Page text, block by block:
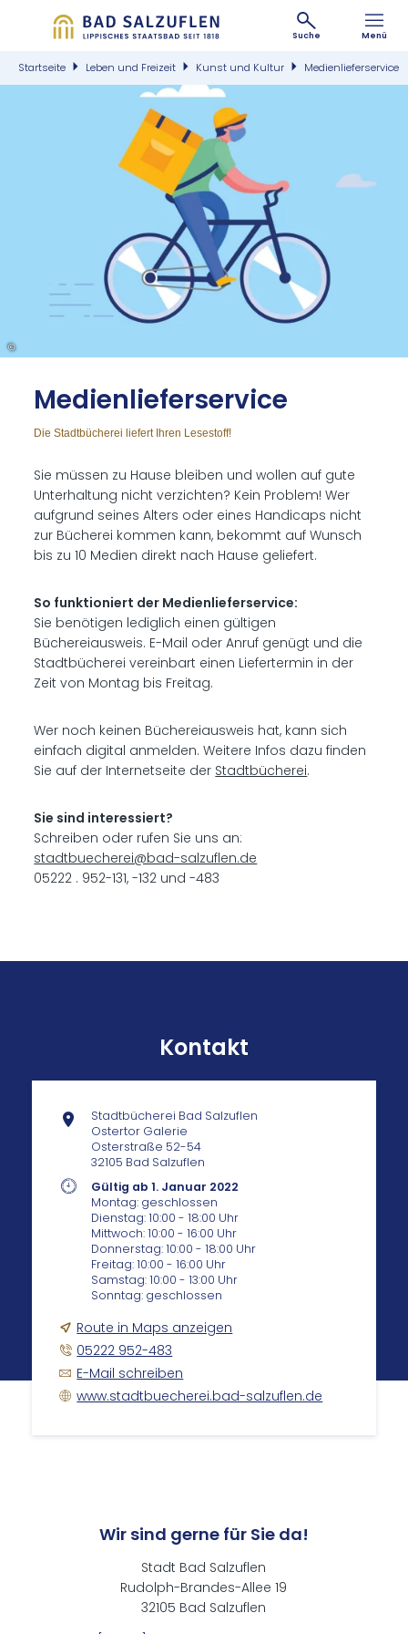
Suche Menü
Startseite Leben und Freizeit Kunst und Kultur Medienlieferservice
©
Me­di­en­lie­fer­ser­vice
Die Stadtbücherei liefert Ihren Lesestoff!
Sie müssen zu Hause bleiben und wollen auf gute
Unterhaltung nicht verzichten? Kein Problem! Wer
aufgrund seines Alters oder eines Handicaps nicht
zur Bücherei kommen kann, bekommt auf Wunsch
bis zu 10 Medien direkt nach Hause geliefert.
So funktioniert der Medienlieferservice:
Sie benötigen lediglich einen gültigen
Büchereiausweis. E-Mail oder Anruf genügt und die
Stadtbücherei vereinbart einen Liefertermin in der
Zeit von Montag bis Freitag.
Wer noch keinen Büchereiausweis hat, kann sich
einfach digital anmelden. Weitere Infos dazu finden
Sie auf der Internetseite der Stadtbücherei.
Sie sind interessiert?
Schreiben oder rufen Sie uns an:
stadtbuecherei@bad-salzuflen.de
05222 . 952-131, -132 und -483
Kontakt
Stadtbücherei Bad Salzuflen
Ostertor Galerie
Osterstraße 52-54
32105 Bad Salzuflen
Gültig ab 1. Januar 2022
Montag: geschlossen
Dienstag: 10:00 - 18:00 Uhr
Mittwoch: 10:00 - 16:00 Uhr
Donnerstag: 10:00 - 18:00 Uhr
Freitag: 10:00 - 16:00 Uhr
Samstag: 10:00 - 13:00 Uhr
Sonntag: geschlossen
Route in Maps anzeigen
05222 952-483
E-Mail schreiben
www.stadtbuecherei.bad-salzuflen.de
Wir sind gerne für Sie da!
Stadt Bad Salzuflen
Rudolph-Brandes-Allee 19
32105 Bad Salzuflen